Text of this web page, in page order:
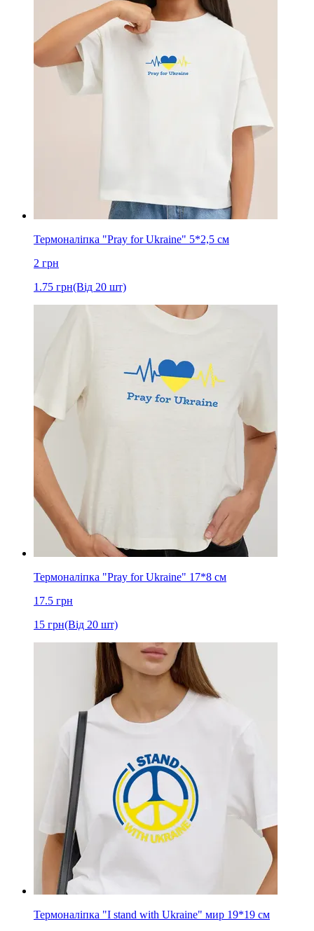
Термоналіпка "Pray for Ukraine" 5*2,5 cм
2 грн
1.75 грн(Від 20 шт)
Термоналіпка "Pray for Ukraine" 17*8 см
17.5 грн
15 грн(Від 20 шт)
Термоналіпка "I stand with Ukraine" мир 19*19 см